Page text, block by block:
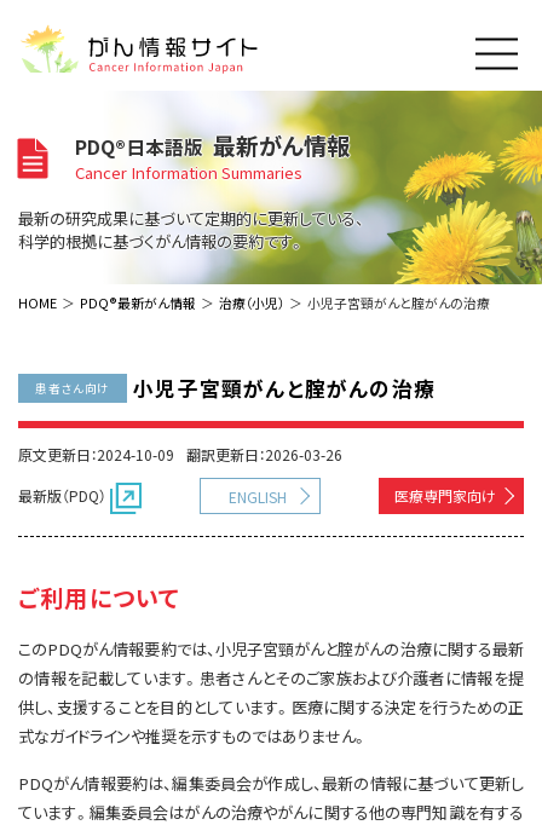
About Cancer Information Japan
プライバシーポリシー
お問い合わせ
沿革
関連リンク
がんの種類
Cancer Types
呼吸器
乳腺
消化管
肝胆膵
泌尿器
造血器
AIDs関連
胚細胞
内分泌
小児
支持療法と緩和ケア
補完代替医療
全般
最新がん情報
治療（成人）
治療（小児）
支持療法と緩和ケア
スクリーニング（検診）
予防
統合、代替、補完療法
がん用語辞書
Dictionary
お知らせ一覧
News
PDQ®日本語版最新がん情報
Cancer Information Summaries
最新の研究成果に基づいて定期的に更新している、
科学的根拠に基づくがん情報の要約です。
HOME PDQ®最新がん情報 治療（小児） 小児子宮頸がんと腟がんの治療
患者さん向け 小児子宮頸がんと腟がんの治療
原文更新日：2024-10-09
翻訳更新日：2026-03-26
最新版（PDQ）
ENGLISH 医療専門家向け
ご利用について
このPDQがん情報要約では、小児子宮頸がんと腟がんの治療に関する最新
の情報を記載しています。患者さんとそのご家族および介護者に情報を提
供し、支援することを目的としています。医療に関する決定を行うための正
式なガイドラインや推奨を示すものではありません。
PDQがん情報要約は、編集委員会が作成し、最新の情報に基づいて更新し
ています。編集委員会はがんの治療やがんに関する他の専門知識を有する